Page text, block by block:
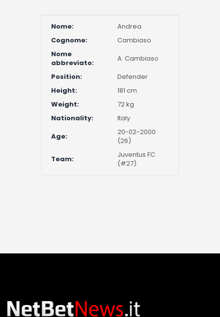
Nome:
Andrea
Cognome:
Cambiaso
Nome
abbreviato:
A. Cambiaso
Position:
Defender
Height:
181 cm
Weight:
72 kg
Nationality:
Italy
Age:
20-02-2000
(26)
Team:
Juventus FC
(#27)